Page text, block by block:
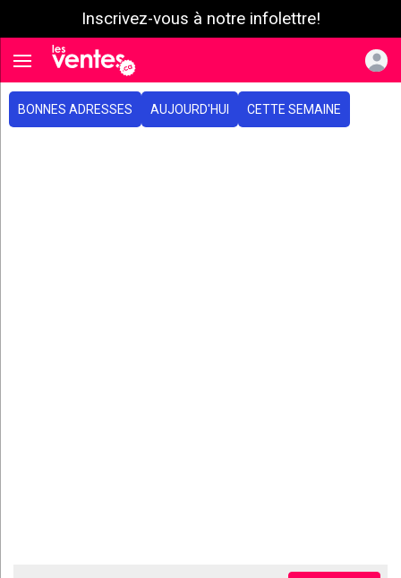
Inscrivez-vous à notre infolettre!
Toggle navigation
BONNES ADRESSES AUJOURD'HUI CETTE SEMAINE